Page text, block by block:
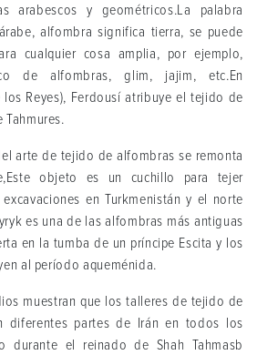
arabescos y geométricos.La palabra
alfombra significa tierra, se puede
cualquier cosa amplia, por ejemplo,
de alfombras, glim, jajim, etc.En
los Reyes), Ferdousí atribuye el tejido de
arte de tejido de alfombras se remonta
objeto es un cuchillo para tejer
en Turkmenistán y el norte
es una de las alfombras más antiguas
en la tumba de un príncipe Escita y los
al período aqueménida.
muestran que los talleres de tejido de
diferentes partes de Irán en todos los
durante el reinado de Shah Tahmasb